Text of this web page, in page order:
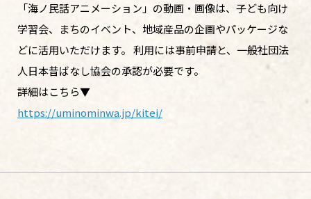
「海ノ民話アニメーション」の動画・画像は、子ども向け
学習会、まちのイベント、地域産品の企画やパッケージな
どに活用いただけます。 利用には事前申請と、一般社団法
人日本昔ばなし協会の承認が必要です。
詳細はこちら▼
https://uminominwa.jp/kitei/